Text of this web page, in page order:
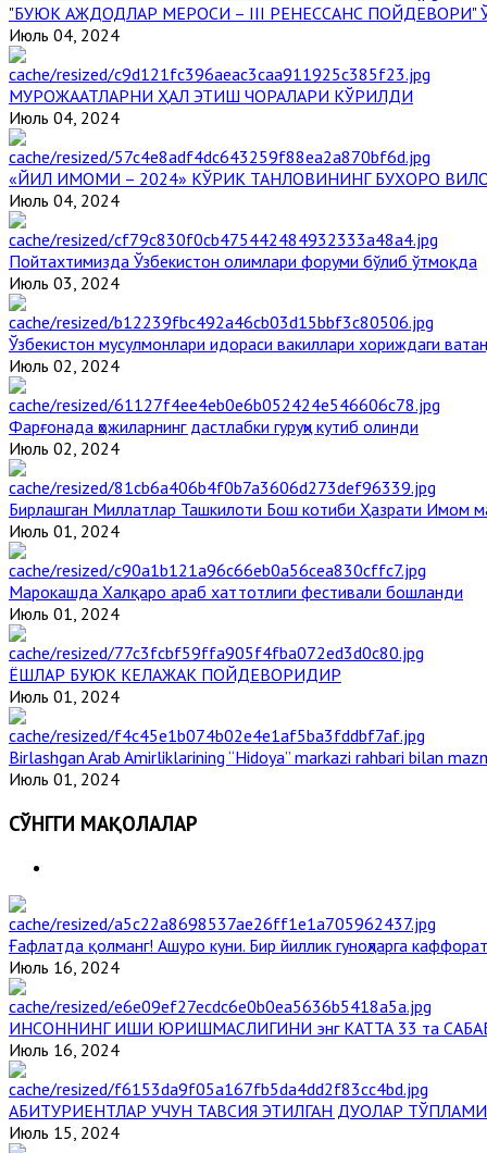
"БУЮК АЖДОДЛАР МЕРОСИ – III РЕНЕССАНС
Июль 04, 2024
МУРОЖААТЛАРНИ ҲАЛ ЭТИШ ЧОРАЛАРИ КЎРИЛДИ
Июль 04, 2024
«ЙИЛ ИМОМИ – 2024» КЎРИК ТАНЛОВИНИНГ БУХОРО
Июль 04, 2024
Пойтахтимизда Ўзбекистон олимлари форуми бўлиб ўтмоқда
Июль 03, 2024
Ўзбекистон мусулмонлари идораси вакиллари хориждаги
Июль 02, 2024
Фарғонада ҳожиларнинг дастлабки гуруҳи кутиб олинди
Июль 02, 2024
Бирлашган Миллатлар Ташкилоти Бош котиби Ҳазрати Имом
Июль 01, 2024
Марокашда Халқаро араб хаттотлиги фестивали бошланди
Июль 01, 2024
ЁШЛАР БУЮК КЕЛАЖАК ПОЙДЕВОРИДИР
Июль 01, 2024
Birlashgan Arab Amirliklarining “Hidoya” markazi rahbari bilan
Июль 01, 2024
СЎНГГИ МАҚОЛАЛАР
Ғафлатда қолманг! Ашуро куни. Бир йиллик гуноҳларга
Июль 16, 2024
ИНСОННИНГ ИШИ ЮРИШМАСЛИГИНИ энг КАТТА 33 та
Июль 16, 2024
АБИТУРИЕНТЛАР УЧУН ТАВСИЯ ЭТИЛГАН ДУОЛАР ТЎПЛАМИ
Июль 15, 2024